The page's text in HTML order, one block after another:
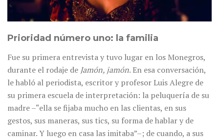
Prioridad número uno: la familia
Fue su primera entrevista y tuvo lugar en los Monegros,
durante el rodaje de Jamón, jamón. En esa conversación,
le habló al periodista, escritor y profesor Luis Alegre de
su primera escuela de interpretación: la peluquería de su
madre –“ella se fijaba mucho en las clientas, en sus
gestos, sus maneras, sus tics, su forma de hablar y de
caminar. Y luego en casa las imitaba”–; de cuando, a sus